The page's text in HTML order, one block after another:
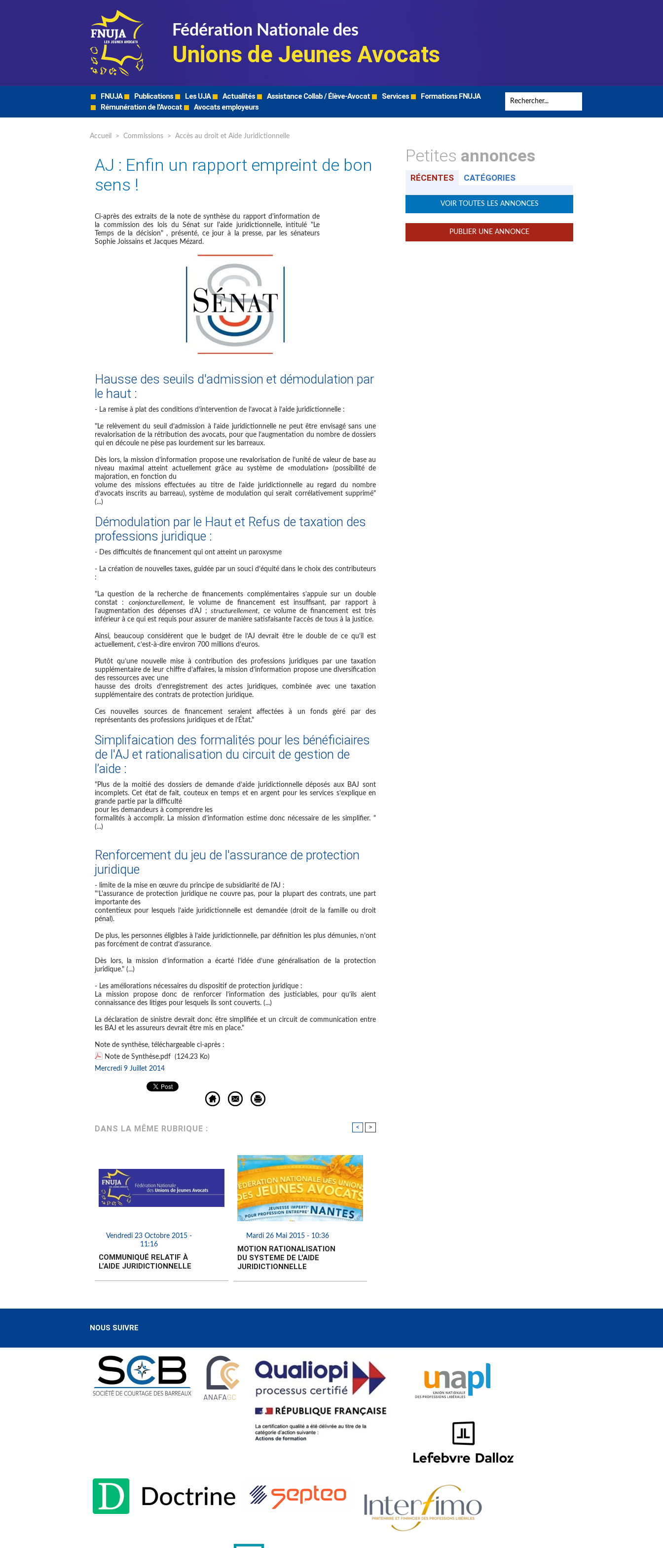
Fédération Nationale des
Unions de Jeunes Avocats
FNUJA Publications Les UJA Actualités Assistance Collab / Élève-Avocat Services
Formations FNUJA
Rémunération de l'Avocat
Avocats employeurs
Accueil > Commissions > Accès au droit et Aide Juridictionnelle
AJ : Enfin un rapport empreint de bon
sens !
Ci-après des extraits de la note de synthèse du rapport d'information de
la commission des lois du Sénat sur l'aide juridictionnelle, intitulé "Le
Temps de la décision" , présenté, ce jour à la presse, par les sénateurs
Sophie Joissains et Jacques Mézard.
Hausse des seuils d'admission et démodulation par
le haut :
- La remise à plat des conditions d’intervention de l’avocat à l’aide juridictionnelle :
"Le relèvement du seuil d’admission à l’aide juridictionnelle ne peut être envisagé sans une
revalorisation de la rétribution des avocats, pour que l’augmentation du nombre de dossiers
qui en découle ne pèse pas lourdement sur les barreaux.
Dès lors, la mission d’information propose une revalorisation de l’unité de valeur de base au
niveau maximal atteint actuellement grâce au système de «modulation» (possibilité de
majoration, en fonction du
volume des missions effectuées au titre de l’aide juridictionnelle au regard du nombre
d’avocats inscrits au barreau), système de modulation qui serait corrélativement supprimé"
(...)
Démodulation par le Haut et Refus de taxation des
professions juridique :
- Des difficultés de financement qui ont atteint un paroxysme
- La création de nouvelles taxes, guidée par un souci d’équité dans le choix des contributeurs
:
"La question de la recherche de financements complémentaires s’appuie sur un double
constat : conjoncturellement, le volume de financement est insuffisant, par rapport à
l’augmentation des dépenses d’AJ ;structurellement, ce volume de financement est très
inférieur à ce qui est requis pour assurer de manière satisfaisante l’accès de tous à la justice.
Ainsi, beaucoup considèrent que le budget de l’AJ devrait être le double de ce qu’il est
actuellement, c’est-à-dire environ 700 millions d’euros.
Plutôt qu’une nouvelle mise à contribution des professions juridiques par une taxation
supplémentaire de leur chiffre d’affaires, la mission d’information propose une diversification
des ressources avec une
hausse des droits d’enregistrement des actes juridiques, combinée avec une taxation
supplémentaire des contrats de protection juridique.
Ces nouvelles sources de financement seraient affectées à un fonds géré par des
représentants des professions juridiques et de l’État."
Simplifaication des formalités pour les bénéficiaires
de l'AJ et rationalisation du circuit de gestion de
l’aide :
"Plus de la moitié des dossiers de demande d’aide juridictionnelle déposés aux BAJ sont
incomplets. Cet état de fait, couteux en temps et en argent pour les services s’explique en
grande partie par la difficulté
pour les demandeurs à comprendre les
formalités à accomplir. La mission d’information estime donc nécessaire de les simplifier. "
(...)
Renforcement du jeu de l'assurance de protection
juridique
- limite de la mise en œuvre du principe de subsidiarité de l'AJ :
"’L'assurance de protection juridique ne couvre pas, pour la plupart des contrats, une part
importante des
contentieux pour lesquels l’aide juridictionnelle est demandée (droit de la famille ou droit
pénal).
De plus, les personnes éligibles à l’aide juridictionnelle, par définition les plus démunies, n’ont
pas forcément de contrat d’assurance.
Dès lors, la mission d’information a écarté l’idée d’une généralisation de la protection
juridique." (...)
- Les améliorations nécessaires du dispositif de protection juridique :
La mission propose donc de renforcer l’information des justiciables, pour qu’ils aient
connaissance des litiges pour lesquels ils sont couverts. (...)
La déclaration de sinistre devrait donc être simplifiée et un circuit de communication entre
les BAJ et les assureurs devrait être mis en place."
Note de synthèse, téléchargeable ci-après :
Note de Synthèse.pdf (124.23 Ko)
Mercredi 9 Juillet 2014
DANS LA MÊME RUBRIQUE : < >
Vendredi 23 Octobre 2015 -
11:16
COMMUNIQUÉ RELATIF À
L’AIDE JURIDICTIONNELLE
Mardi 26 Mai 2015 - 10:36
MOTION RATIONALISATION
DU SYSTEME DE L'AIDE
JURIDICTIONNELLE
Petites annonces
RÉCENTES CATÉGORIES
VOIR TOUTES LES ANNONCES
PUBLIER UNE ANNONCE
NOUS SUIVRE